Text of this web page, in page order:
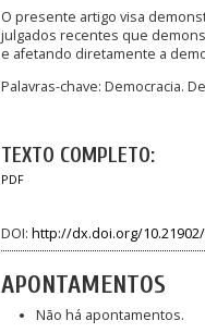
O presente artigo visa
julgados recentes que
e afetando diretamente a
Palavras-chave: Democracia.
TEXTO COMPLETO:
PDF
DOI: http://dx.doi.org/10.21902/
APONTAMENTOS
Não há apontamentos.